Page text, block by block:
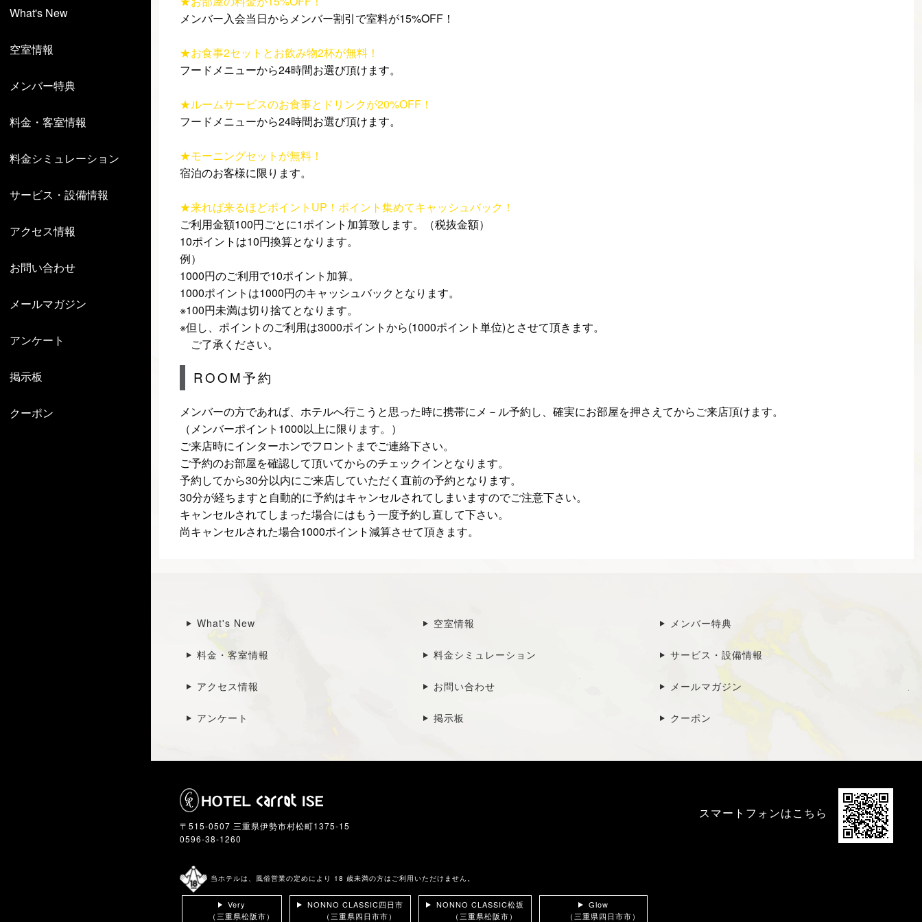
What's New
空室情報
メンバー特典
料金・客室情報
料金シミュレーション
サービス・設備情報
アクセス情報
お問い合わせ
メールマガジン
アンケート
掲示板
クーポン
メンバー入会当日からメンバー割引で室料が15%OFF！
★お食事2セットとお飲み物2杯が無料！
フードメニューから24時間お選び頂けます。
★ルームサービスのお食事とドリンクが20%OFF！
フードメニューから24時間お選び頂けます。
★モーニングセットが無料！
宿泊のお客様に限ります。
★来れば来るほどポイントUP！ポイント集めてキャッシュバック！
ご利用金額100円ごとに1ポイント加算致します。（税抜金額）
10ポイントは10円換算となります。
例）
1000円のご利用で10ポイント加算。
1000ポイントは1000円のキャッシュバックとなります。
※100円未満は切り捨てとなります。
※但し、ポイントのご利用は3000ポイントから(1000ポイント単位)とさせて頂きます。
ご了承ください。
ROOM予約
メンバーの方であれば、ホテルへ行こうと思った時に携帯にメ－ル予約し、確実にお部屋を押さえてからご来店頂けます。
（メンバーポイント1000以上に限ります。）
ご来店時にインターホンでフロントまでご連絡下さい。
ご予約のお部屋を確認して頂いてからのチェックインとなります。
予約してから30分以内にご来店していただく直前の予約となります。
30分が経ちますと自動的に予約はキャンセルされてしまいますのでご注意下さい。
キャンセルされてしまった場合にはもう一度予約し直して下さい。
尚キャンセルされた場合1000ポイント減算させて頂きます。
What's New 空室情報 メンバー特典
料金・客室情報 料金シミュレーション サービス・設備情報
アクセス情報 お問い合わせ メールマガジン
アンケート 掲示板 クーポン
〒515-0507 三重県伊勢市村松町1375-15
0596-38-1260
スマートフォンはこちら
当ホテルは、風俗営業の定めにより 18 歳未満の方はご利用いただけません。
Very
（三重県松阪市）
NONNO CLASSIC四日市
（三重県四日市市）
NONNO CLASSIC松坂
（三重県松阪市）
Glow
（三重県四日市市）